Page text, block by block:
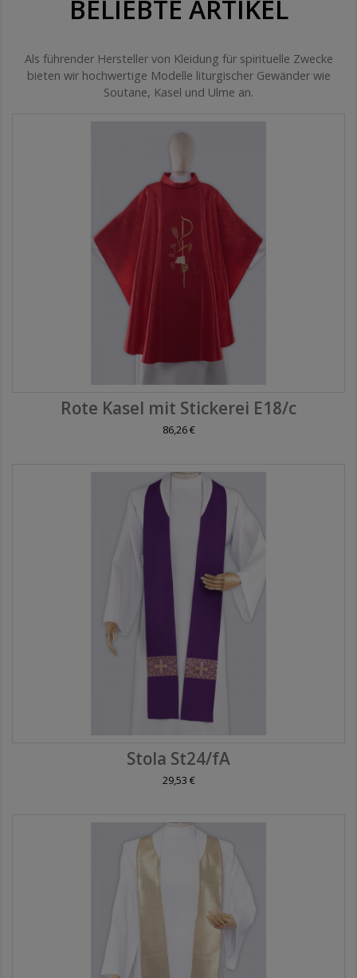
BELIEBTE ARTIKEL
Als führender Hersteller von Kleidung für spirituelle Zwecke
bieten wir hochwertige Modelle liturgischer Gewänder wie
Soutane, Kasel und Ulme an.
Rote Kasel mit Stickerei E18/c
86,26 €
Stola St24/fA
29,53 €